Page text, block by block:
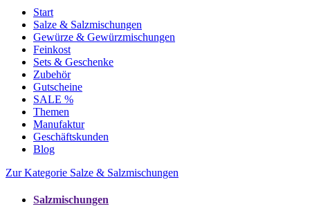
Start
Salze & Salzmischungen
Gewürze & Gewürzmischungen
Feinkost
Sets & Geschenke
Zubehör
Gutscheine
SALE %
Themen
Manufaktur
Geschäftskunden
Blog
Zur Kategorie Salze & Salzmischungen
Salzmischungen